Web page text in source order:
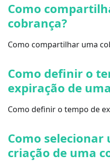
Como
cobrança?
Como compartilhar uma
Como definir o
expiração de
Como definir o tempo de
Como selecionar
criação de uma